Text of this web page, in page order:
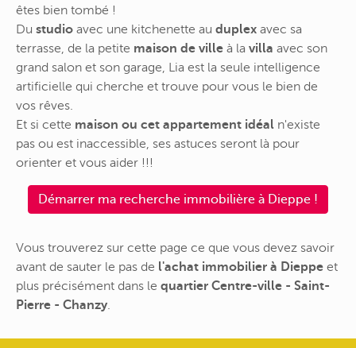
êtes bien tombé !
Du studio avec une kitchenette au duplex avec sa
terrasse, de la petite maison de ville à la villa avec son
grand salon et son garage, Lia est la seule intelligence
artificielle qui cherche et trouve pour vous le bien de
vos rêves.
Et si cette maison ou cet appartement idéal n'existe
pas ou est inaccessible, ses astuces seront là pour
orienter et vous aider !!!
Démarrer ma recherche immobilière à Dieppe !
Vous trouverez sur cette page ce que vous devez savoir
avant de sauter le pas de l'achat immobilier à Dieppe et
plus précisément dans le quartier Centre-ville - Saint-
Pierre - Chanzy.